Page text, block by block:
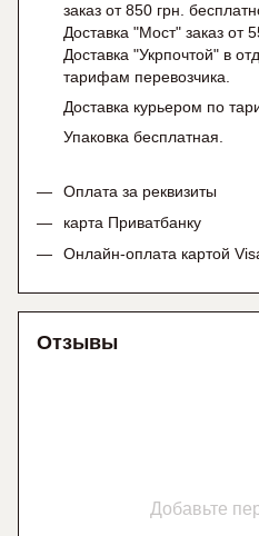
заказ от 850 грн.
Доставка "Мост" заказ от
Доставка "Укрпочтой" в
тарифам перевозчика.
Доставка курьером по
Упаковка бесплатная.
Оплата за реквизиты
карта Приватбанку
Онлайн-оплата картой
Отзывы
Добавьте